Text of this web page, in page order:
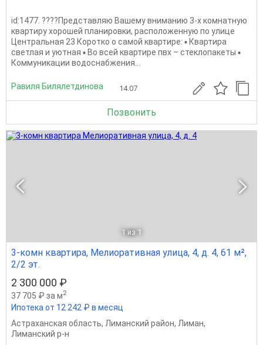
id:1477. ????Представляю Вашему вниманию 3-х комнатную
квартиру хорошей планировки, расположенную по улице
Центральная 23 Коротко о самой квартире: ▪️ Квартира
светлая и уютная ▪️ Во всей квартире пвх – стеклопакеты ▪️
Коммуникации водоснабжения...
Равиля Билялетдинова 14.07
Позвонить
1 из 1
3-комн квартира, Мелиоративная улица, 4, д. 4, 61 м²,
2/2 эт.
2 300 000 ₽
37 705 ₽ за м2
Ипотека от 12 242 ₽ в месяц
Астраханская область, Лиманский район, Лиман,
Лиманский р-н